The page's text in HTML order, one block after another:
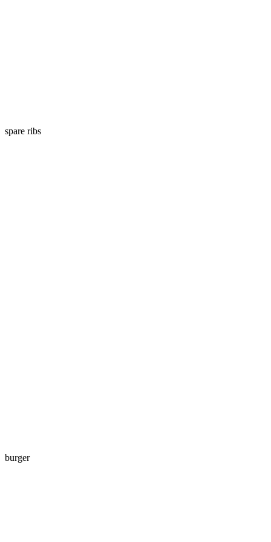
spare ribs
burger